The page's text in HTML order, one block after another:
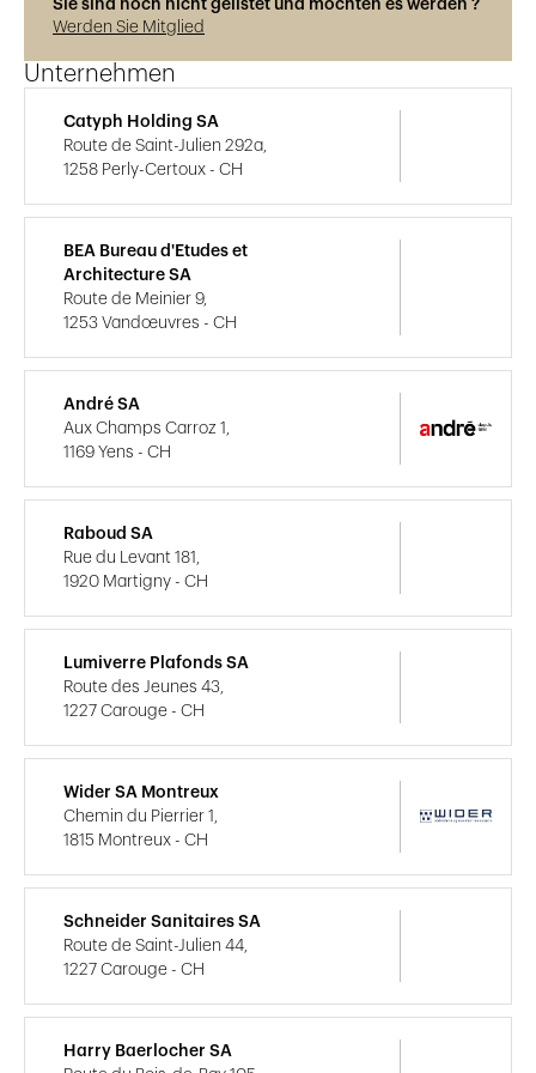
Sie sind noch nicht gelistet und möchten es werden ?
Werden Sie Mitglied
Unternehmen
Catyph Holding SA
Route de Saint-Julien 292a,
1258 Perly-Certoux - CH
BEA Bureau d'Etudes et
Architecture SA
Route de Meinier 9,
1253 Vandœuvres - CH
André SA
Aux Champs Carroz 1,
1169 Yens - CH
Raboud SA
Rue du Levant 181,
1920 Martigny - CH
Lumiverre Plafonds SA
Route des Jeunes 43,
1227 Carouge - CH
Wider SA Montreux
Chemin du Pierrier 1,
1815 Montreux - CH
Schneider Sanitaires SA
Route de Saint-Julien 44,
1227 Carouge - CH
Harry Baerlocher SA